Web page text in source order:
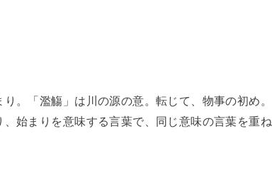
。「濫觴」は川の源の意。転じて、物事の初め。
始まりを意味する言葉で、同じ意味の言葉を重ね